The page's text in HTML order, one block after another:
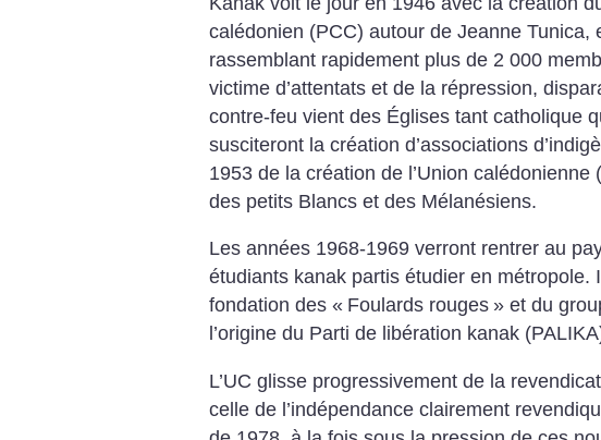
calédonien (PCC) autour de Jeanne Tunica,
rassemblant rapidement plus de 2 000
victime d’attentats et de la répression,
contre-feu vient des Églises tant catholique
susciteront la création d’associations
1953 de la création de l’Union calédonienne
des petits Blancs et des Mélanésiens.
Les années 1968-1969 verront rentrer au
étudiants kanak partis étudier en métropole.
fondation des « Foulards rouges » et du
l’origine du Parti de libération kanak
L’UC glisse progressivement de la
celle de l’indépendance clairement